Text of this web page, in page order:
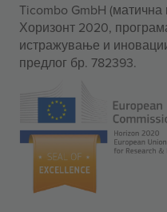
Ticombo GmbH (матична
Хоризонт 2020,
истражување и
предлог бр. 782393.